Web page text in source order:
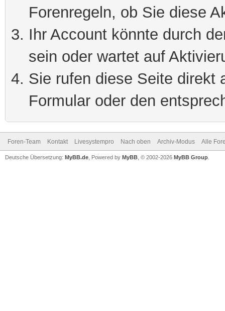
Forenregeln, ob Sie diese
Ihr Account könnte durch
sein oder wartet auf
Sie rufen diese Seite direkt
Formular oder den
Foren-Team Kontakt Livesystempro Nach oben Archiv-Modus Alle
Deutsche Übersetzung: MyBB.de , Powered by MyBB , © 2002-2026 MyBB Group